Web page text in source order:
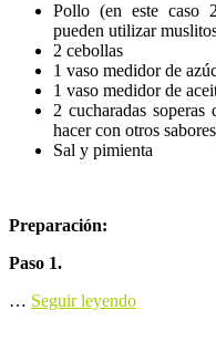
Pollo (en este caso
pueden utilizar
2 cebollas
1 vaso medidor de
1 vaso medidor de
2 cucharadas soperas
hacer con otros
Sal y pimienta
Preparación:
Paso 1.
… Seguir leyendo